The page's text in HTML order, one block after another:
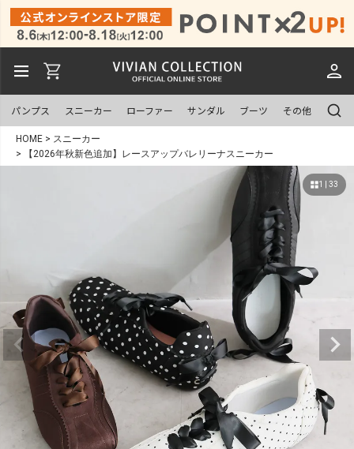
パンプス スニーカー ローファー サンダル ブーツ その他
HOME
スニーカー
【2026年秋新色追加】レースアップバレリーナスニーカー
1 | 33